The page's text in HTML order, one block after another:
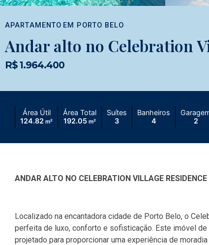
APARTAMENTO EM PORTO BELO
Andar alto no Celebration
R$ 1.964.400
Área Útil
124.82 m²
Área Total
192.05 m²
Suítes
3
Banheiros
4
2
ANDAR ALTO NO CELEBRATION VILLAGE RESIDENCE
Localizado na encantadora cidade de Porto Belo, o
perfeita de luxo, conforto e sofisticação. Este imóvel
projetado para proporcionar uma experiência de